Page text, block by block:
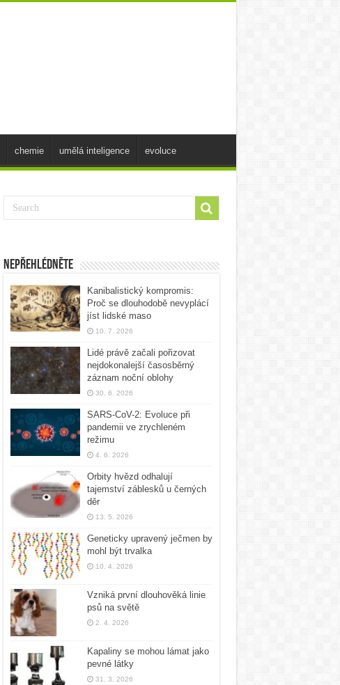
chemie umělá inteligence evoluce
Nepřehlédněte
Kanibalistický kompromis:
Proč se dlouhodobě nevyplácí
jíst lidské maso
10. 7. 2026
Lidé právě začali pořizovat
nejdokonalejší časosběrný
záznam noční oblohy
30. 6. 2026
SARS-CoV-2: Evoluce při
pandemii ve zrychleném
režimu
4. 6. 2026
Orbity hvězd odhalují
tajemství záblesků u černých
děr
13. 5. 2026
Geneticky upravený ječmen by
mohl být trvalka
10. 4. 2026
Vzniká první dlouhověká linie
psů na světě
2. 4. 2026
Kapaliny se mohou lámat jako
pevné látky
31. 3. 2026